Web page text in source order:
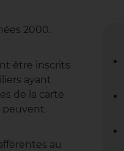
2000.
être inscrits
ayant
de la carte
peuvent
au